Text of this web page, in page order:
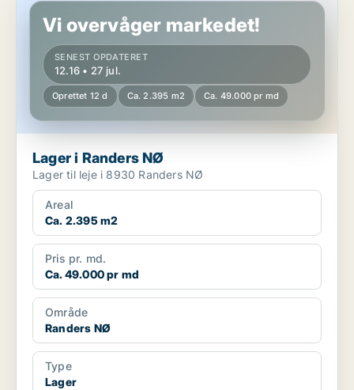
Vi overvåger markedet!
SENEST OPDATERET
12.16 • 27 jul.
Oprettet 12 d Ca. 2.395 m2 Ca. 49.000 pr md
Lager i Randers NØ
Lager til leje i 8930 Randers NØ
Areal
Ca. 2.395 m2
Pris pr. md.
Ca. 49.000 pr md
Område
Randers NØ
Type
Lager